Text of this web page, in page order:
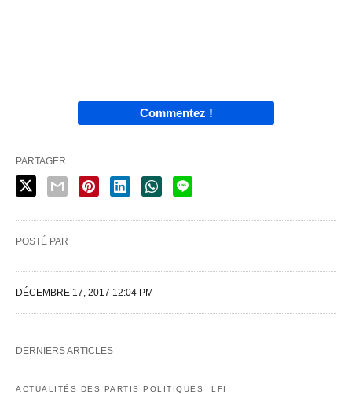
Commentez !
PARTAGER
POSTÉ PAR
DÉCEMBRE 17, 2017 12:04 PM
DERNIERS ARTICLES
ACTUALITÉS DES PARTIS POLITIQUES LFI